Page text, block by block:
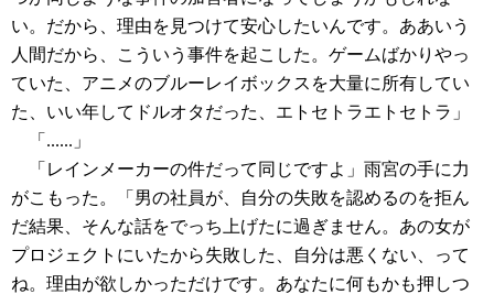
い。だから、理由を見つけて安心したいんです。ああいう
人間だから、こういう事件を起こした。ゲームばかりやっ
ていた、アニメのブルーレイボックスを大量に所有してい
た、いい年してドルオタだった、エトセトラエトセトラ」
「......」
「レインメーカーの件だって同じですよ」雨宮の手に力
がこもった。「男の社員が、自分の失敗を認めるのを拒ん
だ結果、そんな話をでっち上げたに過ぎません。あの女が
プロジェクトにいたから失敗した、自分は悪くない、って
ね。理由が欲しかっただけです。あなたに何もかも押しつ